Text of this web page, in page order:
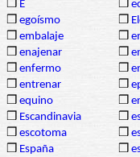
❒ E ❒
❒ egoísmo ❒
❒ embalaje ❒
❒ enajenar ❒
❒ enfermo ❒
❒ entrenar ❒
❒ equino ❒
❒ Escandinavia ❒
❒ escotoma ❒
❒ España ❒